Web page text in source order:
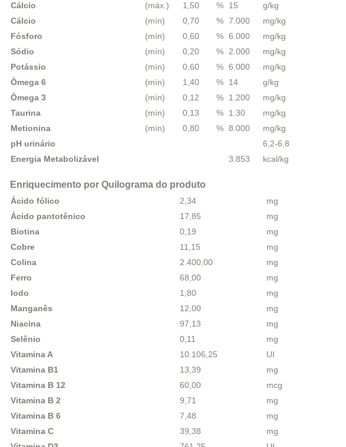
Cálcio
(máx.) 1,50 % 15
g/kg
Cálcio
(mín) 0,70 % 7.000
mg/kg
Fósforo
(mín) 0,60 % 6.000
mg/kg
Sódio
(mín) 0,20 % 2.000
mg/kg
Potássio
(mín) 0,60 % 6.000
mg/kg
Ômega 6
(mín) 1,40 % 14
g/kg
Ômega 3
(mín) 0,12 % 1.200
mg/kg
Taurina
(mín) 0,13 % 1.30
mg/kg
Metionina
(mín) 0,80 % 8.000
mg/kg
pH urinário
6,2-6,8
Energia Metabolizável
3.853 kcal/kg
Enriquecimento por Quilograma do produto
Ácido fólico 2,34
mg
Ácido pantotênico
17,85
mg
Biotina
0,19
mg
Cobre
11,15
mg
Colina
2.400,00
mg
Ferro
68,00
mg
Iodo
1,80
mg
Manganês
12,00
mg
Niacina
97,13
mg
Selênio
0,11
mg
Vitamina A
10.106,25
UI
Vitamina B1
13,39
mg
Vitamina B 12
60,00
mcg
Vitamina B 2
9,71
mg
Vitamina B 6
7,48
mg
Vitamina C
39,38
mg